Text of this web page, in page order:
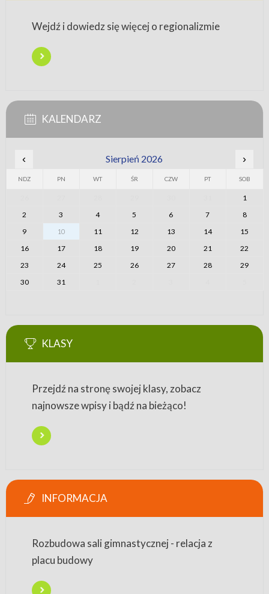
Wejdź i dowiedz się więcej o regionalizmie
KALENDARZ
‹ Sierpień 2026 ›
NDZ PN WT ŚR CZW PT SOB
1
2
3 4 5 6 7
8
9
10 11 12 13 14
15
16
17 18 19 20 21
22
23
24 25 26 27 28
29
30
31
KLASY
Przejdź na stronę swojej klasy, zobacz
najnowsze wpisy i bądź na bieżąco!
INFORMACJA
Rozbudowa sali gimnastycznej - relacja z
placu budowy